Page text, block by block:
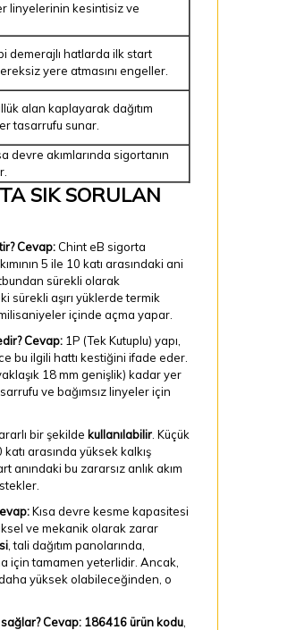
linyelerinin kesintisiz ve
demerajlı hatlarda ilk start
yere atmasını engeller.
alan kaplayarak dağıtım
tasarrufu sunar.
devre akımlarında sigortanın
SIK SORULAN
Cevap:Chint eB sigorta
5 ile 10 katı arasındaki ani
sürekli olarak
sürekli aşırı yüklerde termik
içinde açma yapar.
Cevap:1P (Tek Kutuplu) yapı,
bu ilgili hattı kestiğini ifade eder.
18 mm genişlik) kadar yer
ve bağımsız linyeler için
bir şekilde kullanılabilir. Küçük
arasında yüksek kalkış
bu zararsız anlık akım
Kısa devre kesme kapasitesi
ve mekanik olarak zarar
, tali dağıtım panolarında,
için tamamen yeterlidir. Ancak,
yüksek olabileceğinden, o
Cevap: 186416 ürün kodu,